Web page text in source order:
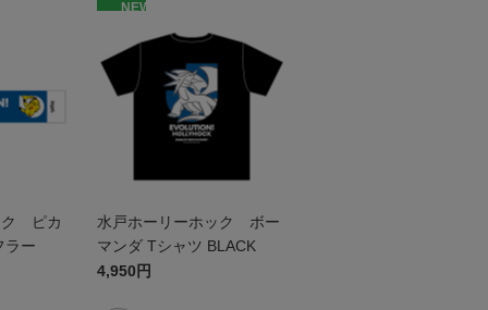
ク ピカ
ラー
NEW
水戸ホーリーホック ボー
マンダ Tシャツ BLACK
4,950円